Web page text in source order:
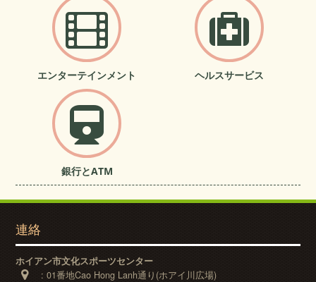
エンターテインメント ヘルスサービス
銀行とATM
連絡
ホイアン市文化スポーツセンター
:01番地Cao Hong Lanh通り(ホアイ川広場)